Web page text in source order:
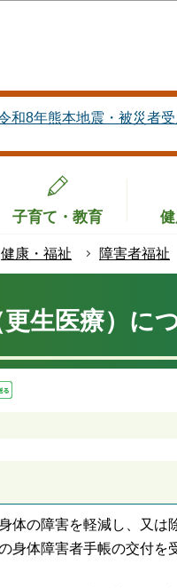
和8年熊本地震・被災者
子育て・教育
健康・福祉 障害者福祉
生医療）に
体の障害を軽減し、又
身体障害者手帳の交付